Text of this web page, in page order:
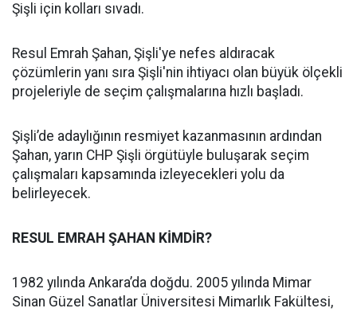
Şişli için kolları sıvadı.
Resul Emrah Şahan, Şişli'ye nefes aldıracak
çözümlerin yanı sıra Şişli'nin ihtiyacı olan büyük ölçekli
projeleriyle de seçim çalışmalarına hızlı başladı.
Şişli’de adaylığının resmiyet kazanmasının ardından
Şahan, yarın CHP Şişli örgütüyle buluşarak seçim
çalışmaları kapsamında izleyecekleri yolu da
belirleyecek.
RESUL EMRAH ŞAHAN KİMDİR?
1982 yılında Ankara’da doğdu. 2005 yılında Mimar
Sinan Güzel Sanatlar Üniversitesi Mimarlık Fakültesi,